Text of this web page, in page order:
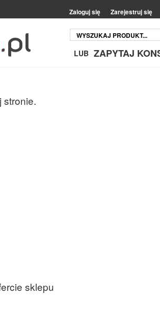
Zaloguj się Zarejestruj się
LUB ZAPYTAJ
stronie.
sklepu